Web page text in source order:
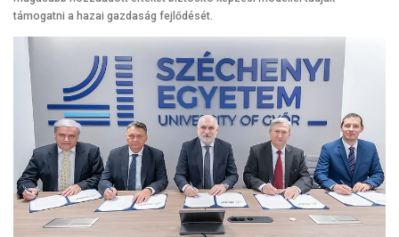
támogatni a hazai gazdaság fejlődését.